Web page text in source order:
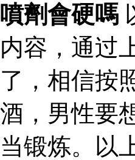
噴劑會硬嗎
内容，通过
了，相信按
酒，男性要
当锻炼。以